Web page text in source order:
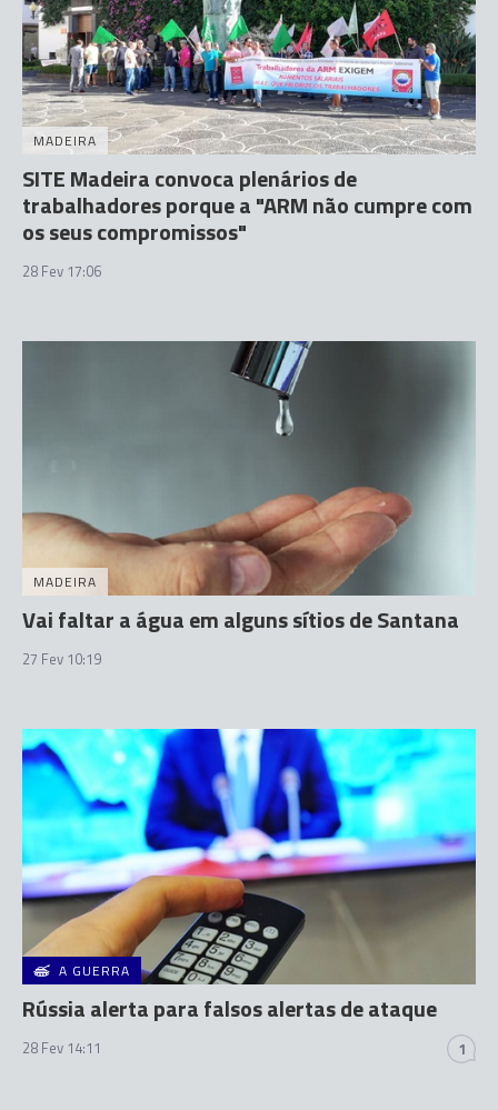
MADEIRA
SITE Madeira convoca plenários de
trabalhadores porque a "ARM não cumpre com
os seus compromissos"
28 Fev 17:06
MADEIRA
Vai faltar a água em alguns sítios de Santana
27 Fev 10:19
A GUERRA
Rússia alerta para falsos alertas de ataque
28 Fev 14:11 1